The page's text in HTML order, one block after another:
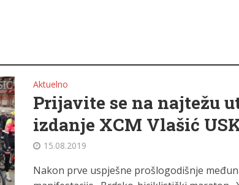
Aktuelno
Prijavite se na najtežu
izdanje XCM Vlašić
15.08.2019
Nakon prve uspješne prošlogodišnje